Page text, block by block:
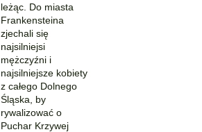
leżąc. Do miasta
Frankensteina
zjechali się
najsilniejsi
mężczyźni i
najsilniejsze kobiety
z całego Dolnego
Śląska, by
rywalizować o
Puchar Krzywej